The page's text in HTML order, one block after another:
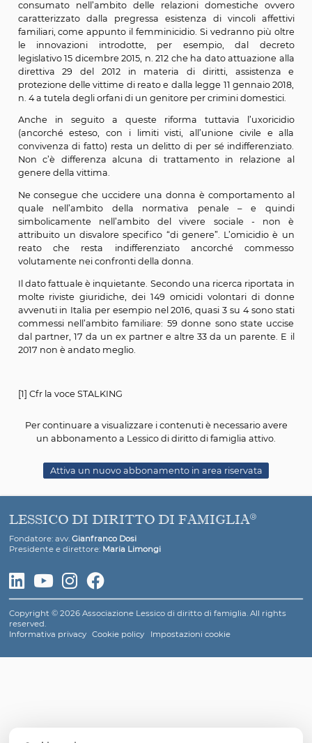
caso di omicidio oltre che contro l’ascendente o il
anche contro “il coniuge, anche legalmente separato,
l'altra parte dell'unione civile o contro la persona
colpevole da relazione affettiva e con esso
convivente” e ha relegato (ma inspiegabilmente) i
aggravamento di cui al secondo comma del
577 (reclusione da ventiquattro a trenta anni)
coniuge divorziato o del partner di un’unione civile
Esistono quindi certamente norme vigenti di
condizione di vittima primaria o secondaria (per
figli), frutto soprattutto di una più decisa presa di
negli ultimi anni sulla particolare gravità
consumato nell’ambito delle relazioni domestiche
caratterizzato dalla pregressa esistenza di vincoli
familiari, come appunto il femminicidio. Si vedranno
le innovazioni introdotte, per esempio, dal
legislativo 15 dicembre 2015, n. 212 che ha dato
direttiva 29 del 2012 in materia di diritti,
protezione delle vittime di reato e dalla legge 11
n. 4 a tutela degli orfani di un genitore per crimini
Anche in seguito a queste riforma tuttavia
(ancorché esteso, con i limiti visti, all’unione
Non c’è differenza alcuna di trattamento in
genere della vittima.
Ne consegue che uccidere una donna è
quale nell’ambito della normativa penale – e
simbolicamente nell’ambito del vivere sociale -
attribuito un disvalore specifico “di genere”.
Il dato fattuale è inquietante. Secondo una ricerca
molte riviste giuridiche, dei 149 omicidi volontari di
commessi nell’ambito familiare: 59 donne sono state
dal partner, 17 da un ex partner e altre 33 da un
2017 non è andato meglio.